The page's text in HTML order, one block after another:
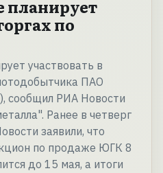
планирует
по
участвовать в
ПАО
сообщил РИА Новости
Ранее в четверг
заявили, что
по продаже ЮГК 8
до 15 мая, а итоги